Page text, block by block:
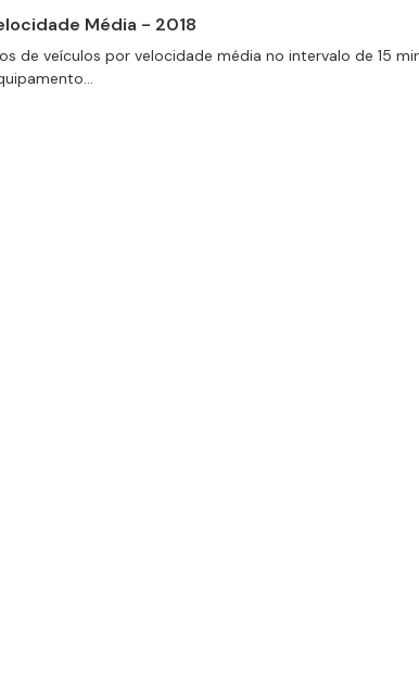
Média - 2018
de veículos por velocidade média no intervalo de 15